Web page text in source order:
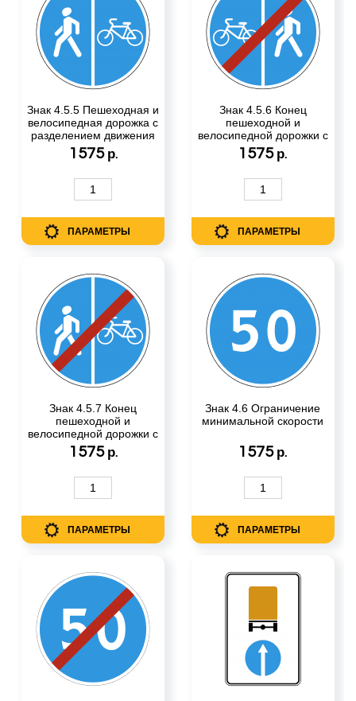
Знак 4.5.5 Пешеходная и
велосипедная дорожка с
разделением движения
1575 р.
ПАРАМЕТРЫ
Знак 4.5.6 Конец
пешеходной и
велосипедной дорожки с
разделением движения
1575 р.
ПАРАМЕТРЫ
Знак 4.5.7 Конец
пешеходной и
велосипедной дорожки с
разделением движения
1575 р.
ПАРАМЕТРЫ
Знак 4.6 Ограничение
минимальной скорости
1575 р.
ПАРАМЕТРЫ